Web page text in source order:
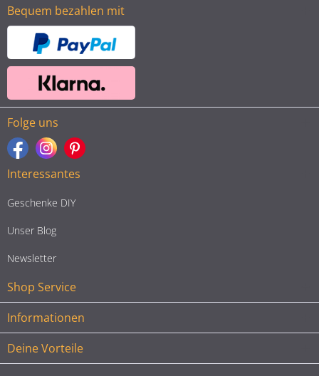
Bequem bezahlen mit
Folge uns
Interessantes
Geschenke DIY
Unser Blog
Newsletter
Shop Service
Informationen
Deine Vorteile